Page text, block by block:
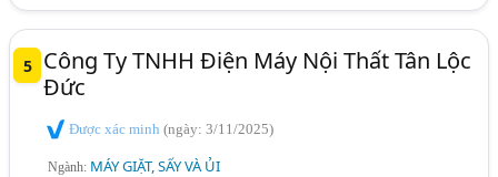
5
Công Ty TNHH Điện Máy Nội Thất Tân Lộc
Đức
Được xác minh(ngày: 3/11/2025)
Ngành: MÁY GIẶT, SẤY VÀ ỦI